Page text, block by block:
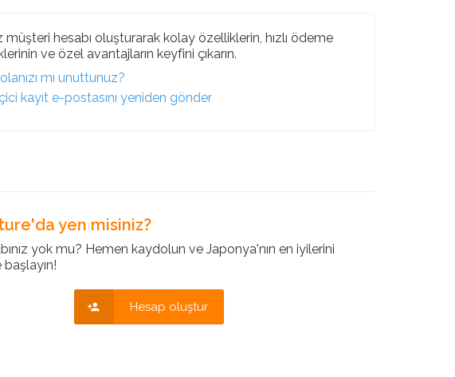
müşteri hesabı oluşturarak kolay özelliklerin, hızlı ödeme
ve özel avantajların keyfini çıkarın.
mı unuttunuz?
kayıt e-postasını yeniden gönder
yen misiniz?
yok mu? Hemen kaydolun ve Japonya'nın en iyilerini
Hesap oluştur